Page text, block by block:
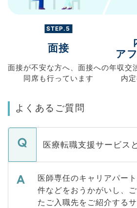
STEP.5
面接
面接が不安な方へ、 面接への
同席も行っています
ア
年収交
内
よくあるご質問
医療転職支援サービス
医師専任のキャリアパー
件などをおうかがいし、
たご入職先をご紹介するサ